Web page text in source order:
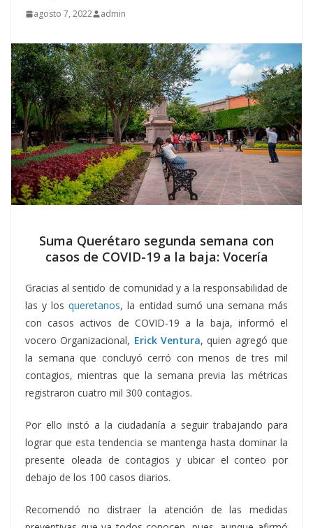
agosto 7, 2022 admin
Suma Querétaro segunda semana con
casos de COVID-19 a la baja: Vocería
Gracias al sentido de comunidad y a la responsabilidad de
las y los queretanos, la entidad sumó una semana más
con casos activos de COVID-19 a la baja, informó el
vocero Organizacional, Erick Ventura, quien agregó que
la semana que concluyó cerró con menos de tres mil
contagios, mientras que la semana previa las métricas
registraron cuatro mil 300 contagios.
Por ello instó a la ciudadanía a seguir trabajando para
lograr que esta tendencia se mantenga hasta dominar la
presente oleada de contagios y ubicar el conteo por
debajo de los 100 casos diarios.
Recomendó no distraer la atención de las medidas